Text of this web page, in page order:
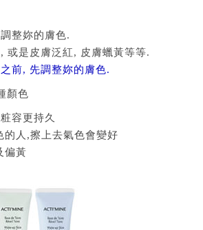
整妳的膚色.
或是皮膚泛紅, 皮膚蠟黃等等.
前, 先調整妳的膚色.
顏色
容更持久
的人,擦上去氣色會變好
偏黃